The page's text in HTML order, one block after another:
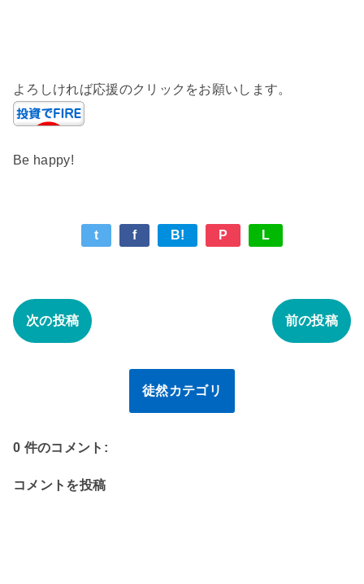
よろしければ応援のクリックをお願いします。
Be happy!
t f B! P L
次の投稿 前の投稿
徒然カテゴリ
0 件のコメント:
コメントを投稿